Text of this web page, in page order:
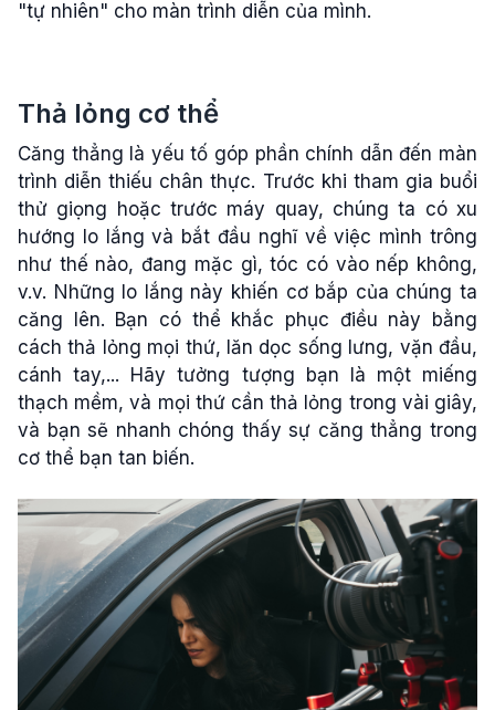
"tự nhiên" cho màn trình diễn của mình.
Thả lỏng cơ thể
Căng thẳng là yếu tố góp phần chính dẫn đến màn
trình diễn thiếu chân thực. Trước khi tham gia buổi
thử giọng hoặc trước máy quay, chúng ta có xu
hướng lo lắng và bắt đầu nghĩ về việc mình trông
như thế nào, đang mặc gì, tóc có vào nếp không,
v.v. Những lo lắng này khiến cơ bắp của chúng ta
căng lên. Bạn có thể khắc phục điều này bằng
cách thả lỏng mọi thứ, lăn dọc sống lưng, vặn đầu,
cánh tay,... Hãy tưởng tượng bạn là một miếng
thạch mềm, và mọi thứ cần thả lỏng trong vài giây,
và bạn sẽ nhanh chóng thấy sự căng thẳng trong
cơ thể bạn tan biến.